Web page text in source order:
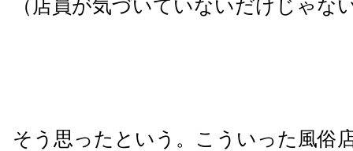
（店員が気づいていないだけじゃな
そう思ったという。こういった風俗